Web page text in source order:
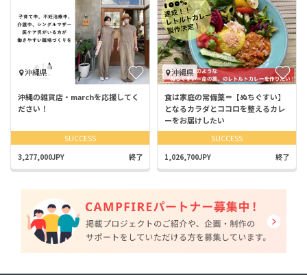
沖縄県
沖縄の雑貨店・marchを応援してく
ださい！
SUCCESS
3,277,000JPY 終了
沖縄県
食は家庭の常備薬＝【ぬちぐすい】
となるカラダとココロを整えるカレ
ーをお届けしたい
SUCCESS
1,026,700JPY 終了